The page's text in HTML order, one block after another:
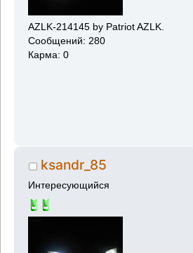
AZLK-214145 by Patriot AZLK.
Сообщений: 280
Карма: 0
ksandr_85
Интересующийся